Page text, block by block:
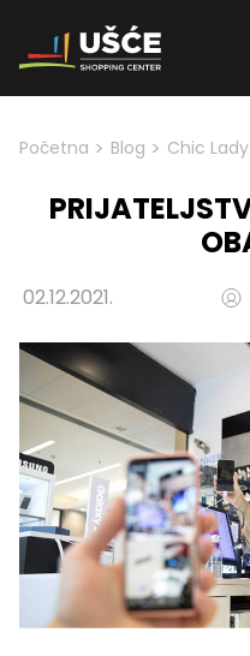
Skip to content
Početna > Blog > Chic Lady
02.12.2021.